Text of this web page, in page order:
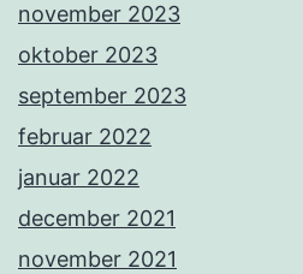
november 2023
oktober 2023
september 2023
februar 2022
januar 2022
december 2021
november 2021